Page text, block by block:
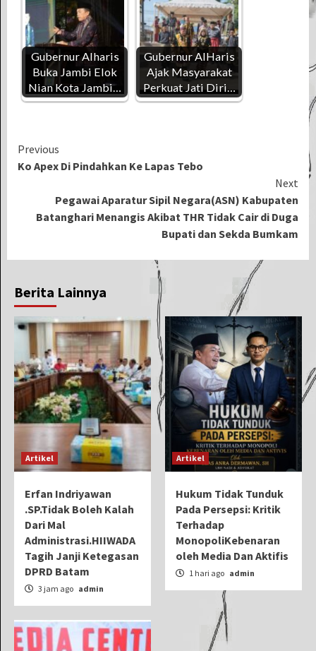
Gubernur Alharis
Buka Jambi Elok
Nian Kota Jambi…
Gubernur AlHaris
Ajak Masyarakat
Perkuat Jati Diri…
Continue
Reading
Previous
Ko Apex Di Pindahkan Ke Lapas Tebo
Next
Pegawai Aparatur Sipil Negara(ASN) Kabupaten
Batanghari Menangis Akibat THR Tidak Cair di Duga
Bupati dan Sekda Bumkam
Berita Lainnya
Artikel
Erfan Indriyawan
.SP.Tidak Boleh Kalah
Dari Mal
Administrasi.HIIWADA
Tagih Janji Ketegasan
DPRD Batam
3 jam ago admin
Artikel
Hukum Tidak Tunduk
Pada Persepsi: Kritik
Terhadap
MonopoliKebenaran
oleh Media Dan Aktifis
1 hari ago admin